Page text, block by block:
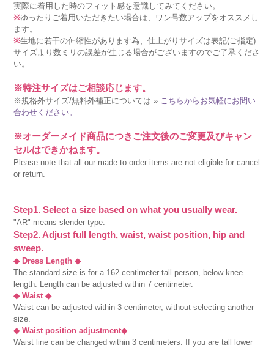
実際に着用した時のフィット感を意識してみてください。
※ゆったりご着用いただきたい場合は、ワン号数アップをオススメし
ます。
※生地に若干の伸縮性があります為、仕上がりサイズは表記(ご指定)
サイズより数ミリの誤差が生じる場合がございますのでご了承くださ
い。
※特注サイズはご相談応じます。
※規格外サイズ/無料外補正については » こちらからお気軽にお問い
合わせください。
※オーダーメイド商品につきご注文後のご変更及びキャン
セルはできかねます。
Please note that all our made to order items are not eligible for cancel
or return.
Step1. Select a size based on what you usually wear.
"AR" means slender type.
Step2. Adjust full length, waist, waist position, hip and
sweep.
◆ Dress Length ◆
The standard size is for a 162 centimeter tall person, below knee
length. Length can be adjusted within 7 centimeter.
◆ Waist ◆
Waist can be adjusted within 3 centimeter, without selecting another
size.
◆ Waist position adjustment◆
Waist line can be changed within 3 centimeters. If you are tall lower